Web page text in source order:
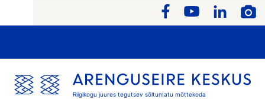
Riigikogu juures tegutsev sõltumatu mõttekoda